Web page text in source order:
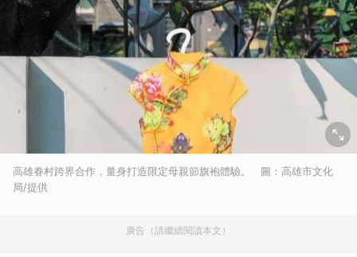
高雄眷村跨界合作，量身打造限定母親節旗袍體驗。 圖：高雄市文化
局/提供
廣告（請繼續閱讀本文）